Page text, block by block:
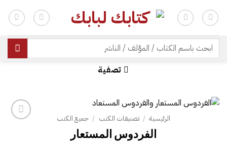
للمحتوى
البحث
عن:
تصفية
الرئيسية / تصنيفات الكتب / جميع الكتب
الفردوس المستعار
| شحن مجاني للطلبات +300 ريال | تغليف مجاني للطلبات +150 ريال |